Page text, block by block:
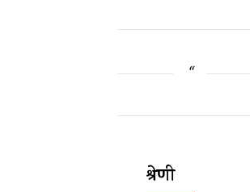
श्रेणी